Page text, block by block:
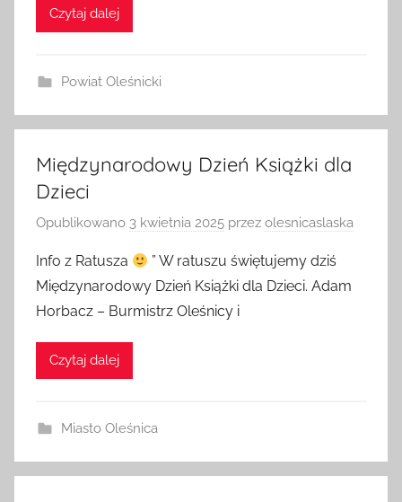
Czytaj dalej
Powiat Oleśnicki
Międzynarodowy Dzień Książki dla
Dzieci
Opublikowano 3 kwietnia 2025 przez olesnicaslaska
Info z Ratusza
” W ratuszu świętujemy dziś
Międzynarodowy Dzień Książki dla Dzieci. Adam
Horbacz – Burmistrz Oleśnicy i
Czytaj dalej
Miasto Oleśnica